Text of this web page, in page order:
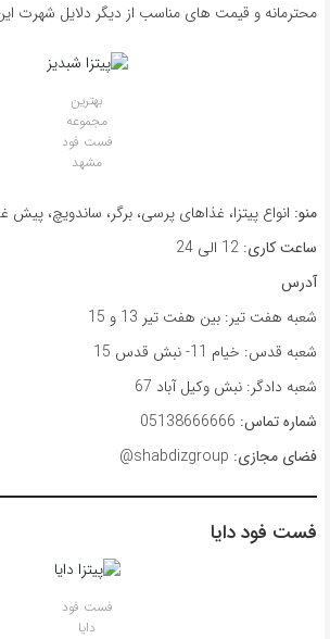
محترمانه و قیمت های مناسب از دیگر دلایل شهرت
بهترین
مجموعه
فست فود
مشهد
منو: انواع پیتزا، غذاهای پرسی، برگر، ساندویچ، پیش
ساعت کاری:
آدرس
شعبه هفت تیر: بین هفت تیر 13 و 15
شعبه قدس: خیام 11- نبش قدس 15
شعبه دادگر: نبش وکیل آباد 67
شماره تماس:
فضای مجازی: shabdizgroup@
فست فود دایا
فست فود
دایا